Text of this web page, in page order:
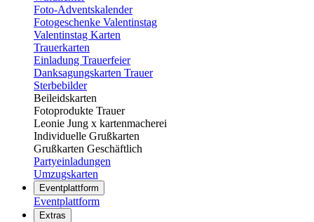
Foto-Adventskalender
Fotogeschenke Valentinstag
Valentinstag Karten
Trauerkarten
Einladung Trauerfeier
Danksagungskarten Trauer
Sterbebilder
Beileidskarten
Fotoprodukte Trauer
Leonie Jung x kartenmacherei
Individuelle Grußkarten
Grußkarten Geschäftlich
Partyeinladungen
Umzugskarten
Eventplattform
Eventplattform
Extras